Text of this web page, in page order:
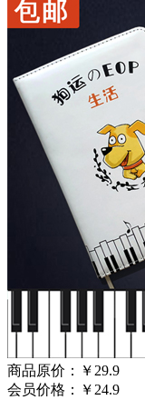
商品原价：
￥29.9
会员价格：
￥24.9